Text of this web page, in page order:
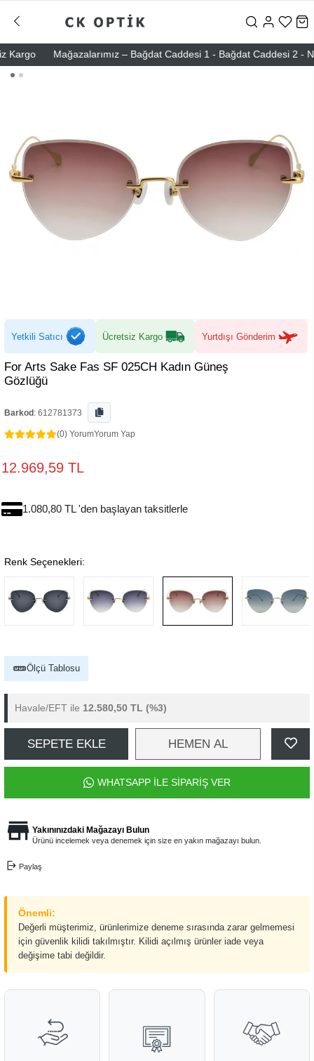
Mağazalarımız – Bağdat Caddesi 1 - Bağdat Caddesi 2 -
Yetkili Satıcı Ücretsiz Kargo Yurtdışı Gönderim
For Arts Sake Fas SF 025CH Kadın Güneş
Gözlüğü
Barkod : 612781373
(0) YorumYorum Yap
12.969,59 TL
1.080,80 TL 'den başlayan taksitlerle
Renk Seçenekleri:
Ölçü Tablosu
Havale/EFT ile 12.580,50 TL (%3)
SEPETE EKLE HEMEN AL
WHATSAPP İLE SİPARİŞ VER
Yakınınızdaki Mağazayı Bulun
Ürünü incelemek veya denemek için size en yakın mağazayı bulun.
Paylaş
Önemli:
Değerli müşterimiz, ürünlerimize deneme sırasında zarar gelmemesi
için güvenlik kilidi takılmıştır. Kilidi açılmış ürünler iade veya
değişime tabi değildir.